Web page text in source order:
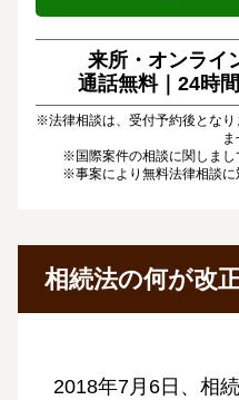
来所・オンライ
通話無料｜24時間
※法律相談は、受付予約後となり
ま
※国際案件の相談に関しまし
※事案により無料法律相談に
相続法の何が改
2018年7月6日、相